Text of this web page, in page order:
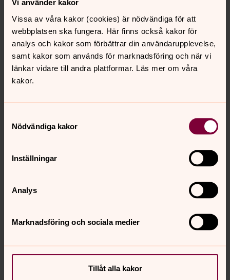
Vi använder kakor
Vissa av våra kakor (cookies) är nödvändiga för att
webbplatsen ska fungera. Här finns också kakor för
analys och kakor som förbättrar din användarupplevelse,
samt kakor som används för marknadsföring och när vi
länkar vidare till andra plattformar. Läs mer om våra
kakor.
Nödvändiga kakor
Inställningar
Analys
Marknadsföring och sociala medier
Tillåt alla kakor
Direkt:0550-65860
E-post:
Karolin.GardsvikWilhelmsson@svenskakyrk
an.se
Komminister, Storfors församling
Direkt: 0550-658 57
Mer om Markus Porsche
Om du vill veta mer om stöd och samtal.
Hjälp och stöd
Välkommen att kontakta Svenska kyrkan när du behöver